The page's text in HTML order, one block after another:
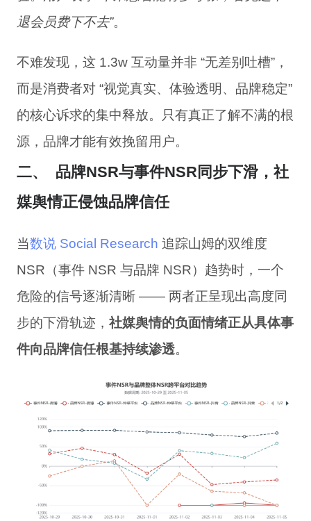
退会员费下不去”。
不难发现，这 1.3w 互动量并非 “无差别吐槽”，
而是消费者对 “视觉真实、体验透明、品牌稳定”
的核心诉求的集中释放。 只有真正了解不满的根
源， 品牌才能有效挽留用户。
二、 品牌NSR与事件NSR同步下滑，社
媒舆情正侵蚀品牌信任
当数说 Social Research 追踪山姆的双维度
NSR（事件 NSR 与品牌 NSR）趋势时，一个
危险的信号逐渐清晰 —— 两者正呈现出高度同
步的下滑轨迹， 社媒舆情的负面情绪正从具体事
件向品牌信任根基持续渗透。